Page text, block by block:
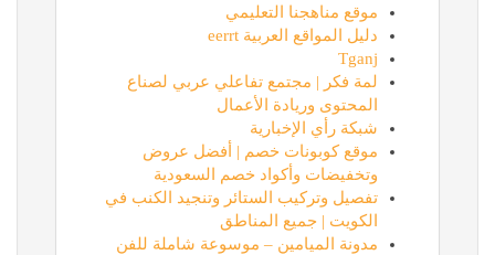
موقع مناهجنا التعليمي
دليل المواقع العربية eerrt
Tganj
لمة فكر | مجتمع تفاعلي عربي لصناع
المحتوى وريادة الأعمال
شبكة رأي الإخبارية
موقع كوبونات خصم | أفضل عروض
وتخفيضات وأكواد خصم السعودية
تفصيل وتركيب الستائر وتنجيد الكنب في
الكويت | جميع المناطق
مدونة الميامين – موسوعة شاملة للفن